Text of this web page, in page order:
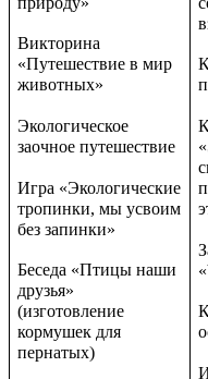
Викторина
«Путешествие в мир
животных»
Экологическое
заочное путешествие
Игра «Экологические
тропинки, мы усвоим
без запинки»
Беседа «Птицы наши
друзья»
(изготовление
кормушек для
пернатых)